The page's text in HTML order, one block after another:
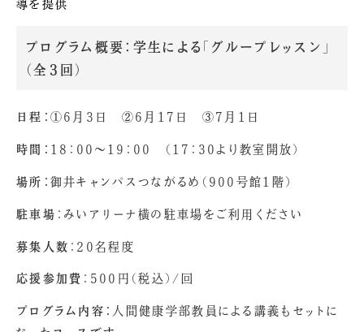
導を提供
プログラム概要：学生による「グループレッスン」
（全３回）
日程： ①6月3日 ②6月17日 ③7月1日
時間： 18：00～19：00 （17：30より教室開放）
場所： 御井キャンパスつながるめ（900号館1階）
駐車場 ：みいアリーナ横の駐車場をご利用ください
募集人数 ：20名程度
応援参加費 ：500円（税込）/回
プログラム内容： 人間健康学部教員による講義もセットに